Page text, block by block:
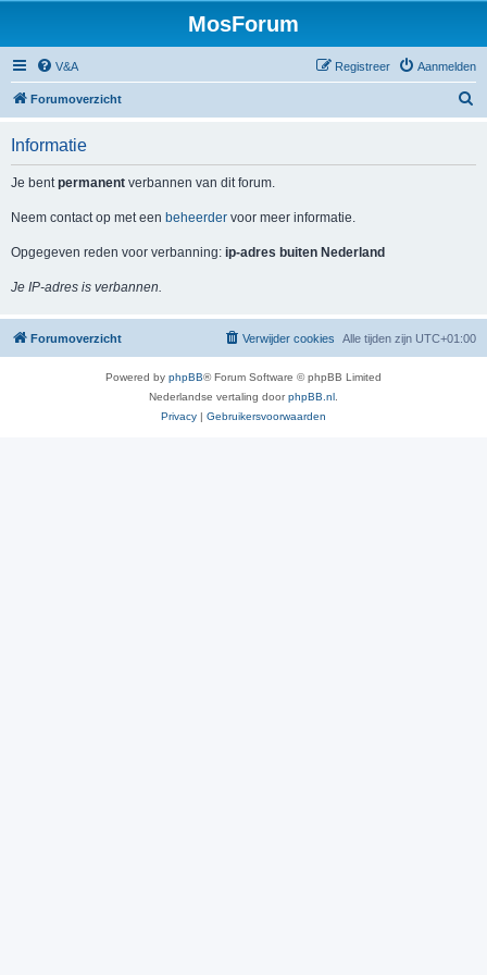
MosForum
V&A Aanmelden
Registreer
Forumoverzicht
Informatie
Je bentpermanent verbannen van dit forum.
Neem contact op met een beheerder voor meer informatie.
Opgegeven reden voor verbanning: ip-adres buiten Nederland
Je IP-adres is verbannen.
Forumoverzicht Alle tijden zijn UTC+01:00
Verwijder cookies
Powered by phpBB® Forum Software © phpBB Limited
Nederlandse vertaling doorphpBB.nl
Privacy | Gebruikersvoorwaarden